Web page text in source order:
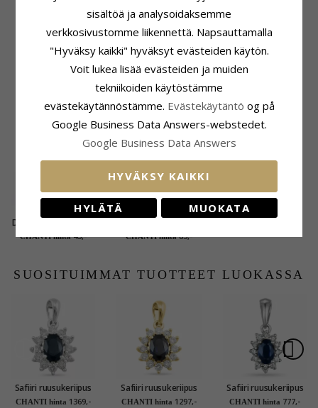
10,8 mm
Leveys:
Syvyys:5,6 mm
Toimitusaika
Toimitusaika:4-5 Arkipäivä
ASIAKKAAT OSTAVAT MYÖS
Dark Harmony enkeli
CHANTI hinta 45,- CHANTI hinta 85,-
SUOSITUIMMAT TUOTTEET LUOKASSA
Safiiri ruusukeriipus
14 karaatti
CHANTI hinta 1369,-
Safiiri ruusukeriipus
14 karaatti kultaa
CHANTI hinta 1297,-
Safiiri ruusukeriipus
14 karaatti
CHANTI hinta 777,-
sisältöä ja analysoidaksemme
verkkosivustomme liikennettä. Napsauttamalla
"Hyväksy kaikki" hyväksyt evästeiden käytön.
Voit lukea lisää evästeiden ja muiden
tekniikoiden käytöstämme
evästekäytännöstämme. Evästekäytäntö og på
Google Business Data Answers-webstedet.
Google Business Data Answers
HYVÄKSY KAIKKI
HYLÄTÄ MUOKATA